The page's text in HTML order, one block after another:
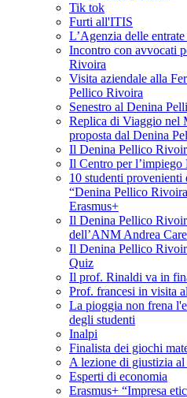
Tik tok
Furti all'ITIS
L’Agenzia delle
Incontro con avvocati
Rivoira
Visita aziendale alla
Pellico Rivoira
Senestro al Denina
Replica di Viaggio nel
proposta dal Denina
Il Denina Pellico
Il Centro per
10 studenti provenienti
“Denina Pellico
Erasmus+
Il Denina Pellico
dell’ANM Andrea
Il Denina Pellico
Quiz
Il prof. Rinaldi va in
Prof. francesi in visita
La pioggia non frena
degli studenti
Inalpi
Finalista dei giochi
A lezione di giustizia
Esperti di economia
Erasmus+ “Impresa